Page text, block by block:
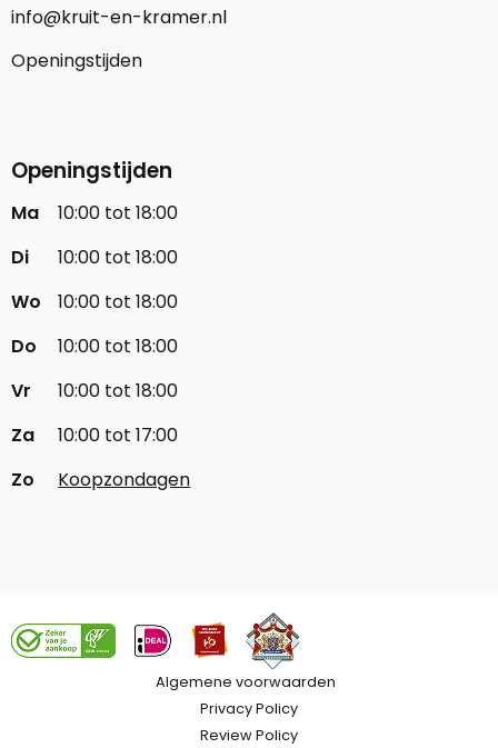
info@kruit-en-kramer.nl
Openingstijden
Openingstijden
Ma
10:00 tot 18:00
Di
10:00 tot 18:00
Wo
10:00 tot 18:00
Do
10:00 tot 18:00
Vr
10:00 tot 18:00
Za
10:00 tot 17:00
Zo
Koopzondagen
Algemene voorwaarden
Privacy Policy
Review Policy